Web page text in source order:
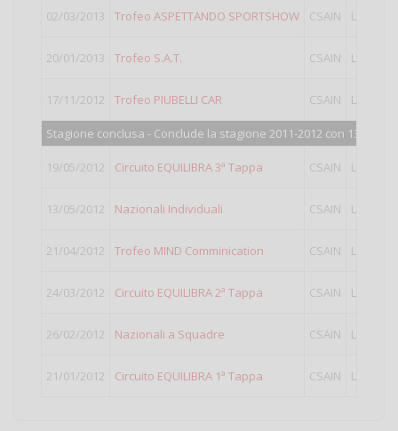
02/03/2013 Trofeo ASPETTANDO SPORTSHOW CSAIN LIGHT
20/01/2013 Trofeo S.A.T. CSAIN LIGHT
17/11/2012 Trofeo PIUBELLI CAR CSAIN LIGHT
Stagione conclusa - Conclude la stagione 2011-2012 con 136 punti.
19/05/2012 Circuito EQUILIBRA 3ª Tappa CSAIN LIGHT
13/05/2012 Nazionali Individuali CSAIN LIGHT
21/04/2012 Trofeo MIND Comminication CSAIN LIGHT
24/03/2012 Circuito EQUILIBRA 2ª Tappa CSAIN LIGHT
26/02/2012 Nazionali a Squadre CSAIN LIGHT
21/01/2012 Circuito EQUILIBRA 1ª Tappa CSAIN LIGHT